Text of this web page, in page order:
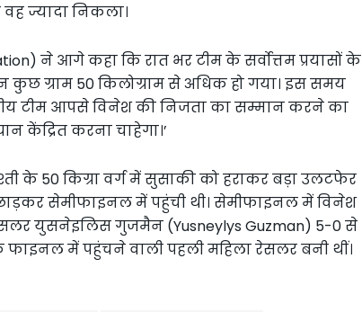
ज्यादा निकला।
ने आगे कहा कि रात भर टीम के सर्वोत्तम प्रयासों के
ग्राम 50 किलोग्राम से अधिक हो गया। इस समय
टीम आपसे विनेश की निजता का सम्मान करने का
केंद्रित करना चाहेगा।’
के 50 किग्रा वर्ग में सुसाकी को हराकर बड़ा उलटफेर
सेमीफाइनल में पहुंची थी। सेमीफाइनल में व‍िनेश
युसनेइलिस गुजमैन (Yusneylys Guzman) 5-0 से
में पहुंचने वाली पहली महिला रेसलर बनी थीं।